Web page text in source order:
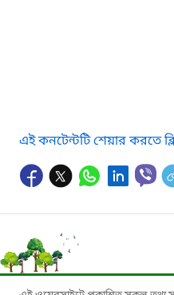
এই কনটেন্টটি শেয়ার করতে